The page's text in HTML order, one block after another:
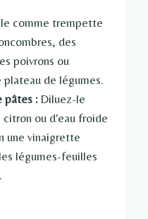
comme trempette
des
poivrons ou
de légumes.
pâtes :Diluez-le
citron ou d'eau froide
une vinaigrette
légumes-feuilles